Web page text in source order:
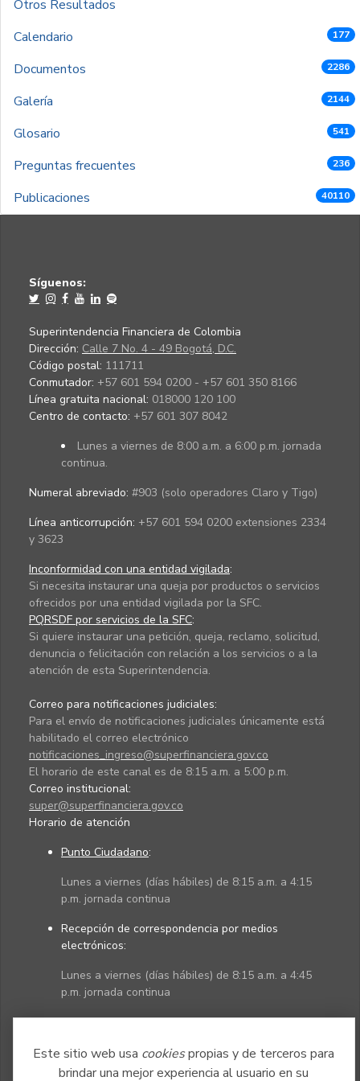
Este sitio web usa cookiespropias y de terceros para
brindar una mejor experiencia al usuario en su
Otros Resultados
Calendario
177
Documentos 2286
Galería 2144
Glosario 541
Preguntas frecuentes 236
Publicaciones 40110
Síguenos:
Superintendencia Financiera de Colombia
Dirección: Calle 7 No. 4 - 49 Bogotá, D.C.
Código postal: 111711
Conmutador: +57 601 594 0200 - +57 601 350 8166
Línea gratuita nacional: 018000 120 100
Centro de contacto: +57 601 307 8042
Lunes a viernes de 8:00 a.m. a 6:00 p.m. jornada
continua.
Numeral abreviado: #903 (solo operadores Claro y Tigo)
Línea anticorrupción: +57 601 594 0200 extensiones 2334
y 3623
Inconformidad con una entidad vigilada:
Si necesita instaurar una queja por productos o servicios
ofrecidos por una entidad vigilada por la SFC.
PQRSDF por servicios de la SFC:
Si quiere instaurar una petición, queja, reclamo, solicitud,
denuncia o felicitación con relación a los servicios o a la
atención de esta Superintendencia.
Correo para notificaciones judiciales:
Para el envío de notificaciones judiciales únicamente está
habilitado el correo electrónico
notificaciones_ingreso@superfinanciera.gov.co
El horario de este canal es de 8:15 a.m. a 5:00 p.m.
Correo institucional:
super@superfinanciera.gov.co
Horario de atención
Punto Ciudadano:
Lunes a viernes (días hábiles) de 8:15 a.m. a 4:15
p.m. jornada continua
Recepción de correspondencia por medios
electrónicos:
Lunes a viernes (días hábiles) de 8:15 a.m. a 4:45
p.m. jornada continua